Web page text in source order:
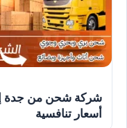
أسعار تنافسية